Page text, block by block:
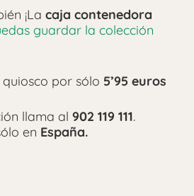
¡La caja contenedora
guardar la colección
por sólo 5’95 euros
llama al 902 119 111.
en España.